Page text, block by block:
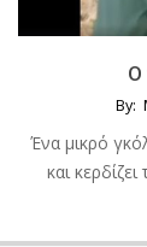
Ο
By:
Ένα μικρό
και